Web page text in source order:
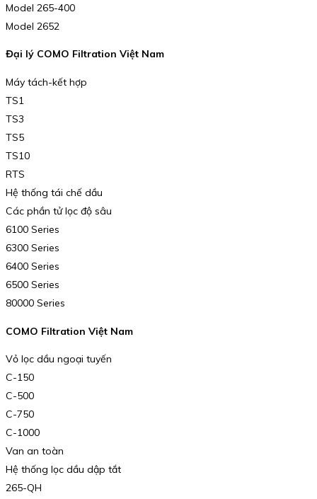
Model 265-400
Model 2652
Đại lý COMO Filtration Việt Nam
Máy tách-kết hợp
TS1
TS3
TS5
TS10
RTS
Hệ thống tái chế dầu
Các phần tử lọc độ sâu
6100 Series
6300 Series
6400 Series
6500 Series
80000 Series
COMO Filtration Việt Nam
Vỏ lọc dầu ngoại tuyến
C-150
C-500
C-750
C-1000
Van an toàn
Hệ thống lọc dầu dập tắt
265-QH